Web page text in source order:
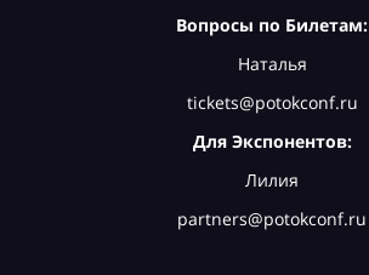
Вопросы по Билетам:
Наталья
tickets@potokconf.ru
Для Экспонентов:
Лилия
partners@potokconf.ru